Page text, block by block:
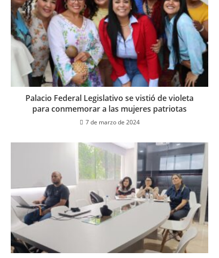
Palacio Federal Legislativo se vistió de violeta
para conmemorar a las mujeres patriotas
7 de marzo de 2024